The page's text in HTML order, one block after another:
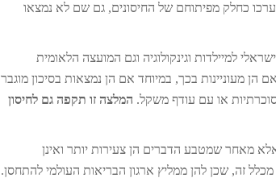
כחלק מפיתוחם של החיסונים, גם שם לא נמצאו
המובילים בעולם [2,3], גם האיגוד הישראלי למיילדות וגינקולוגיה וגם המועצה הלאומית
הן מעוניינות בכך, במיוחד אם הן נמצאות בסיכון מוגבר
המלצה זו תקפה גם לחיסון
אלא מאחר שמטבע הדברים הן צעירות יותר ואינן
רפואה יוצאות מכלל זה, שכן להן ממליץ ארגון הבריאות העולמי להתחסן.